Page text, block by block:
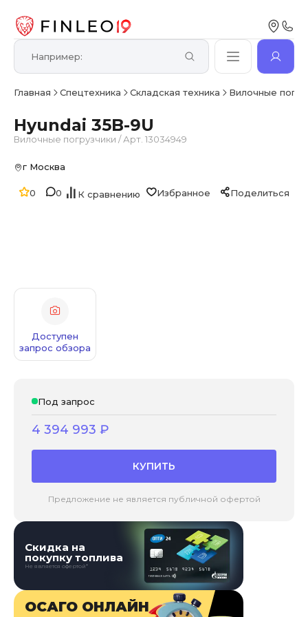
Главная Спецтехника Складская техника Вилочные
Hyundai 35B-9U
Вилочные погрузчики /Арт. 13034949
0 0 К сравнению Избранное Поделиться
г Москва
Доступен
запрос обзора
Под запрос
4 394 993 ₽
КУПИТЬ
Предложение не является публичной офертой
Скидка на
покупку топлива
Не является офертой*
ОСАГО ОНЛАЙН